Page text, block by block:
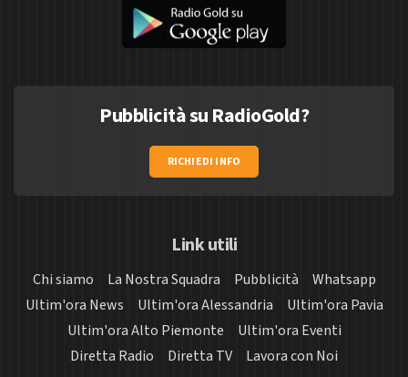
Pubblicità su RadioGold?
RICHIEDI INFO
Link utili
Chi siamo La Nostra Squadra Pubblicità
Whatsapp
Ultim'ora News
Ultim'ora Alessandria
Ultim'ora Pavia
Ultim'ora Alto Piemonte
Ultim'ora Eventi
Diretta Radio
Diretta TV Lavora con Noi